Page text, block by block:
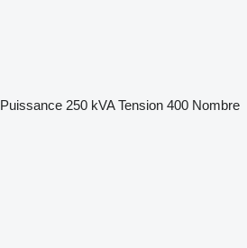
Puissance 250 kVA Tension 400 Nombre